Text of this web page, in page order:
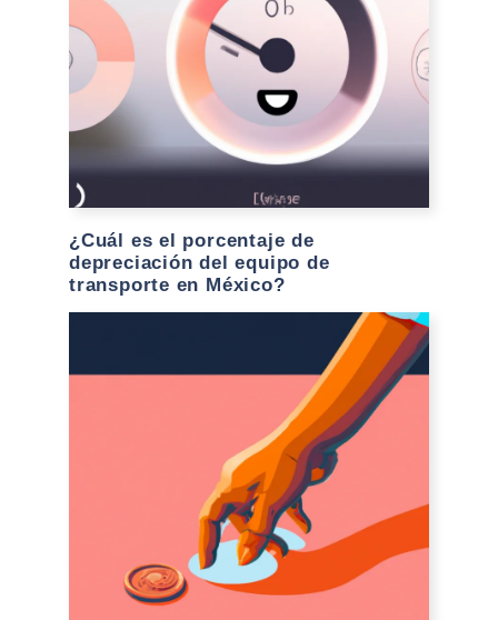
¿Cuál es el porcentaje de
depreciación del equipo de
transporte en México?